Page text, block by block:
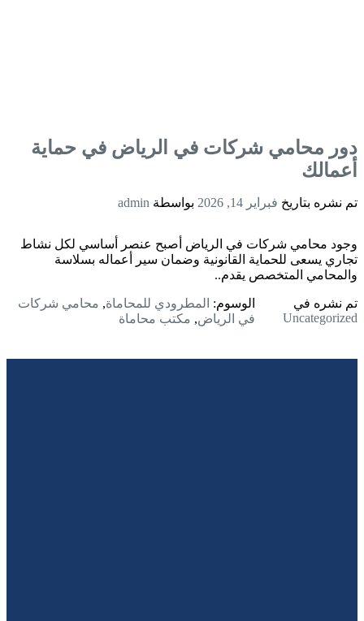
دور محامي شركات في الرياض في حماية
أعمالك
تم نشره بتاريخ فبراير 14, 2026 بواسطة admin
وجود محامي شركات في الرياض أصبح عنصر أساسي لكل نشاط
تجاري يسعى للحماية القانونية وضمان سير أعماله بسلاسة
والمحامي المتخصص يقدم..
تم نشره في
Uncategorized
الوسوم: المطرودي للمحاماة, محامي شركات
في الرياض, مكتب محاماة